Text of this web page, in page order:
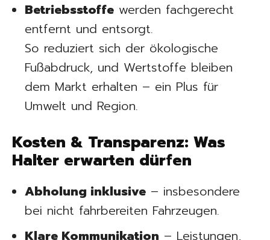
Betriebsstoffe werden fachgerecht
entfernt und entsorgt.
So reduziert sich der ökologische
Fußabdruck, und Wertstoffe bleiben
dem Markt erhalten – ein Plus für
Umwelt und Region.
Kosten & Transparenz: Was
Halter erwarten dürfen
Abholung inklusive – insbesondere
bei nicht fahrbereiten Fahrzeugen.
Klare Kommunikation – Leistungen,